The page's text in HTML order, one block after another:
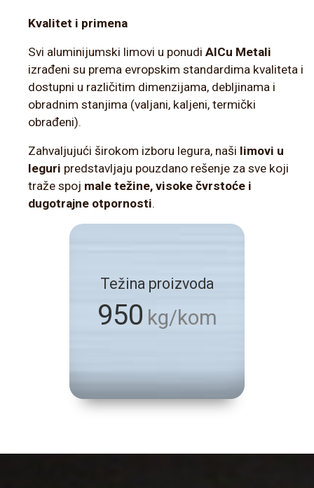
Kvalitet i primena
Svi aluminijumski limovi u ponudi AlCu Metali
izrađeni su prema evropskim standardima kvaliteta i
dostupni u različitim dimenzijama, debljinama i
obradnim stanjima (valjani, kaljeni, termički
obrađeni).
Zahvaljujući širokom izboru legura, naši limovi u
leguri predstavljaju pouzdano rešenje za sve koji
traže spoj male težine, visoke čvrstoće i
dugotrajne otpornosti.
Težina proizvoda
950 kg/kom